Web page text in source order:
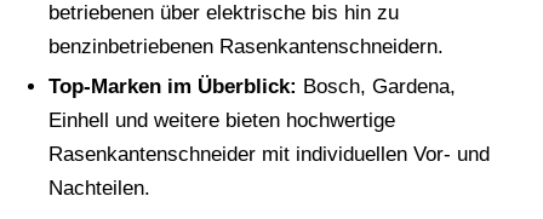
betriebenen über elektrische bis hin zu
benzinbetriebenen Rasenkantenschneidern.
Top-Marken im Überblick: Bosch, Gardena,
Einhell und weitere bieten hochwertige
Rasenkantenschneider mit individuellen Vor- und
Nachteilen.